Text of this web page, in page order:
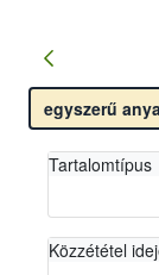
Tartalomtípus
Közzététel